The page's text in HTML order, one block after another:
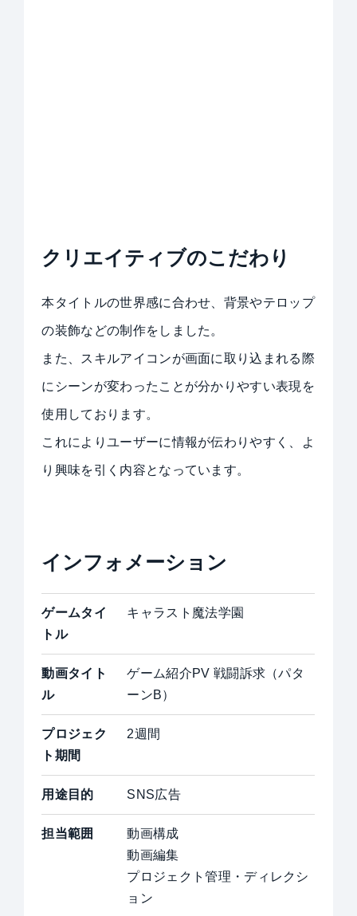
クリエイティブのこだわり
本タイトルの世界感に合わせ、背景やテロップ
の装飾などの制作をしました。
また、スキルアイコンが画面に取り込まれる際
にシーンが変わったことが分かりやすい表現を
使用しております。
これによりユーザーに情報が伝わりやすく、よ
り興味を引く内容となっています。
インフォメーション
ゲームタイ
トル
キャラスト魔法学園
動画タイト
ル
ゲーム紹介PV 戦闘訴求（パタ
ーンB）
プロジェク
ト期間
2週間
用途目的 SNS広告
担当範囲
動画構成
動画編集
プロジェクト管理・ディレクシ
ョン